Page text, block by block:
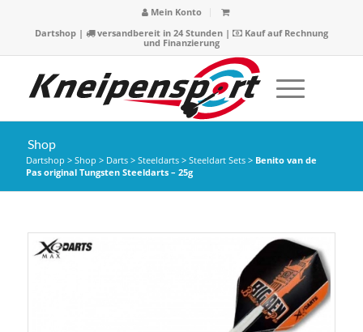
Mein Konto
Dartshop| versandbereit in 24 Stunden |
Kauf auf Rechnung
und Finanzierung
Shop
Dartshop > Shop > Darts> Steeldarts> Steeldart Sets> Benito van de
Pas original Tungsten Steeldarts – 25g